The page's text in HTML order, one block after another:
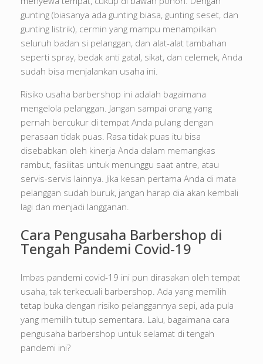
gunting (biasanya ada gunting biasa, gunting seset, dan
gunting listrik), cermin yang mampu menampilkan
seluruh badan si pelanggan, dan alat-alat tambahan
seperti spray, bedak anti gatal, sikat, dan celemek, Anda
sudah bisa menjalankan usaha ini.
Risiko usaha barbershop ini adalah bagaimana
mengelola pelanggan. Jangan sampai orang yang
pernah bercukur di tempat Anda pulang dengan
perasaan tidak puas. Rasa tidak puas itu bisa
disebabkan oleh kinerja Anda dalam memangkas
rambut, fasilitas untuk menunggu saat antre, atau
servis-servis lainnya. Jika kesan pertama Anda di mata
pelanggan sudah buruk, jangan harap dia akan kembali
lagi dan menjadi langganan.
Cara Pengusaha Barbershop di
Tengah Pandemi Covid-19
Imbas pandemi covid-19 ini pun dirasakan oleh tempat
usaha, tak terkecuali barbershop. Ada yang memilih
tetap buka dengan risiko pelanggannya sepi, ada pula
yang memilih tutup sementara. Lalu, bagaimana cara
pengusaha barbershop untuk selamat di tengah
pandemi ini?